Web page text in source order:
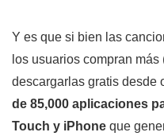
Y es que si bien las
los usuarios compran
descargarlas gratis desde
de 85,000 aplicaciones
Touch y iPhone que